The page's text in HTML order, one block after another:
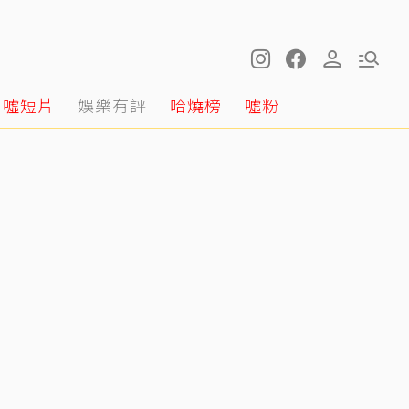
噓短片 娛樂有評 哈燒榜 噓粉